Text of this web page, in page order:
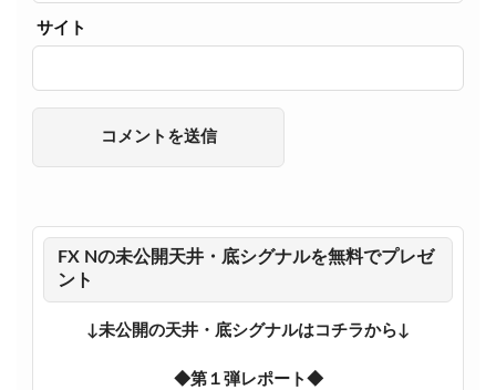
サイト
FX Nの未公開天井・底シグナルを無料でプレゼ
ント
↓未公開の天井・底シグナルはコチラから↓
◆第１弾レポート◆